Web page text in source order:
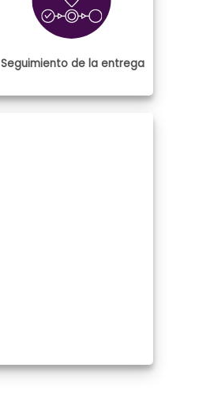
Seguimiento de la entrega